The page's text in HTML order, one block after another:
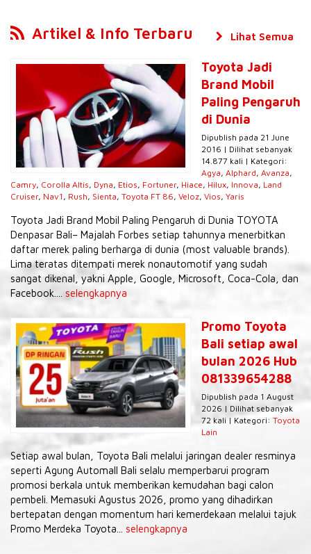
Artikel & Info Terbaru
Toyota Jadi
Brand Mobil
Paling Pengaruh
di Dunia
Dipublish pada 21 June
2016 | Dilihat sebanyak
14.877 kali | Kategori:
Agya, Alphard, Avanza,
Camry, Corolla Altis, Dyna, Etios, Fortuner, Hiace, Hilux, Innova, Land
Cruiser, Nav1 , Rush, Sienta, Toyota FT 86, Veloz, Vios, Yaris
Toyota Jadi Brand Mobil Paling Pengaruh di Dunia TOYOTA
Denpasar Bali– Majalah Forbes setiap tahunnya menerbitkan
daftar merek paling berharga di dunia (most valuable brands).
Lima teratas ditempati merek nonautomotif yang sudah
sangat dikenal, yakni Apple, Google, Microsoft, Coca-Cola, dan
Facebook.... selengkapnya
Promo Toyota
Bali setiap awal
bulan 2026 Hub
081339654288
Dipublish pada 1 August
2026 | Dilihat sebanyak
72 kali | Kategori: Toyota
Lain
Setiap awal bulan, Toyota Bali melalui jaringan dealer resminya
seperti Agung Automall Bali selalu memperbarui program
promosi berkala untuk memberikan kemudahan bagi calon
pembeli. Memasuki Agustus 2026, promo yang dihadirkan
bertepatan dengan momentum hari kemerdekaan melalui tajuk
Promo Merdeka Toyota... selengkapnya
Lihat Semua